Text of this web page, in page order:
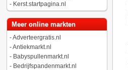
- Kerst.startpagina.nl
Meer online markten
-Adverteergratis.nl
-Antiekmarkt.nl
- Babyspullenmarkt.nl
- Bedrijfspandenmarkt.nl